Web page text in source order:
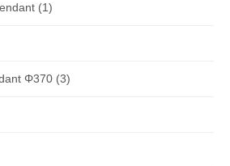
(1)
Φ370 (3)